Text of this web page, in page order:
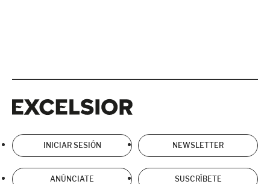
INICIAR SESIÓN NEWSLETTER
ANÚNCIATE SUSCRÍBETE